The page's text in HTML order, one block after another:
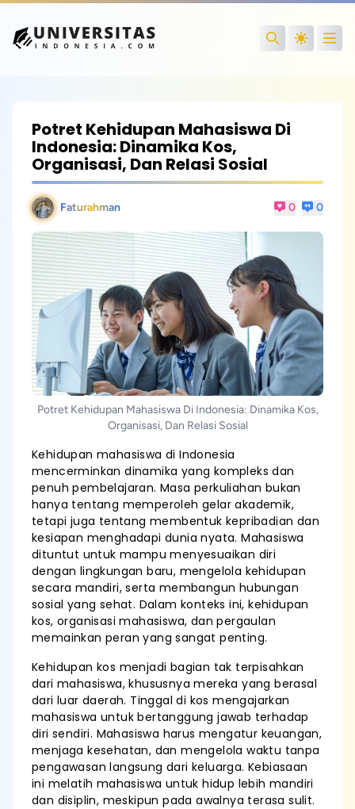
Search
Potret Kehidupan Mahasiswa Di
Indonesia: Dinamika Kos,
Organisasi, Dan Relasi Sosial
Faturahman 0 0
Potret Kehidupan Mahasiswa Di Indonesia: Dinamika Kos,
Organisasi, Dan Relasi Sosial
Kehidupan mahasiswa di Indonesia
mencerminkan dinamika yang kompleks dan
penuh pembelajaran. Masa perkuliahan bukan
hanya tentang memperoleh gelar akademik,
tetapi juga tentang membentuk kepribadian dan
kesiapan menghadapi dunia nyata. Mahasiswa
dituntut untuk mampu menyesuaikan diri
dengan lingkungan baru, mengelola kehidupan
secara mandiri, serta membangun hubungan
sosial yang sehat. Dalam konteks ini, kehidupan
kos, organisasi mahasiswa, dan pergaulan
memainkan peran yang sangat penting.
Kehidupan kos menjadi bagian tak terpisahkan
dari mahasiswa, khususnya mereka yang berasal
dari luar daerah. Tinggal di kos mengajarkan
mahasiswa untuk bertanggung jawab terhadap
diri sendiri. Mahasiswa harus mengatur keuangan,
menjaga kesehatan, dan mengelola waktu tanpa
pengawasan langsung dari keluarga. Kebiasaan
ini melatih mahasiswa untuk hidup lebih mandiri
dan disiplin, meskipun pada awalnya terasa sulit.